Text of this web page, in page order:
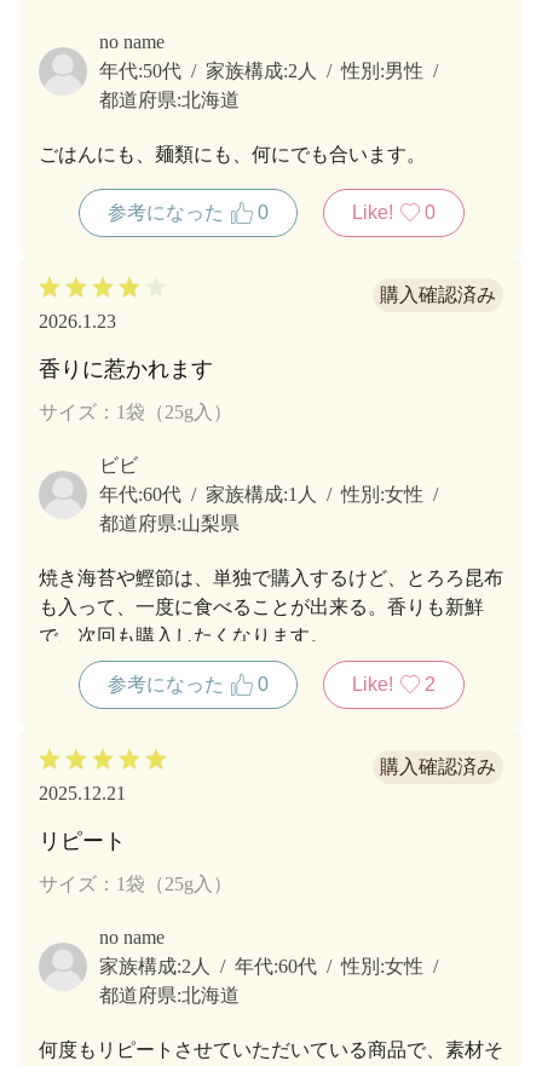
no name
年代:50代 家族構成:2人 性別:男性
都道府県:北海道
ごはんにも、麺類にも、何にでも合います。
参考になった 0 Like! 0
2026.1.23
香りに惹かれます
サイズ：1袋（25g入）
ビビ
年代:60代 家族構成:1人 性別:女性
都道府県:山梨県
焼き海苔や鰹節は、単独で購入するけど、とろろ昆布
も入って、一度に食べることが出来る。香りも新鮮
で、次回も購入したくなります。
参考になった 0 Like! 2
2025.12.21
リピート
サイズ：1袋（25g入）
no name
家族構成:2人 年代:60代 性別:女性
都道府県:北海道
何度もリピートさせていただいている商品で、素材そ